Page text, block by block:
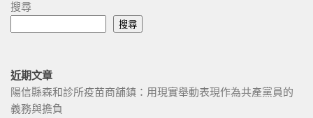
搜尋
搜尋
近期文章
陽信縣森和診所疫苗商舖鎮：用現實舉動表現作為共產黨員的
義務與擔負